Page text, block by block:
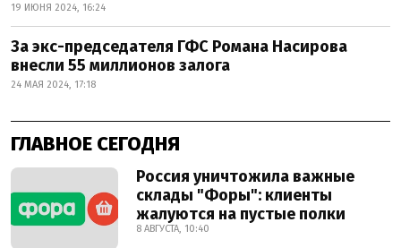
19 ИЮНЯ 2024, 16:24
За экс-председателя ГФС Романа Насирова
внесли 55 миллионов залога
24 МАЯ 2024, 17:18
ГЛАВНОЕ СЕГОДНЯ
Россия уничтожила важные
склады "Форы": клиенты
жалуются на пустые полки
8 АВГУСТА, 10:40